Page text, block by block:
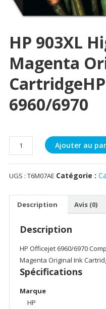
HP 903XL
Magenta
6960/6970
quantité
de
HP
903XL
CartridgeHP
Officejet
6960/6970
Ajouter au
UGS : T6M07AE Catégorie :
Description Avis (0)
Description
HP Officejet 6960/6970
Magenta Original Ink
Spécifications
Marque
HP